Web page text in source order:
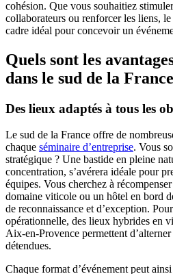
cohésion. Que vous souhaitiez
collaborateurs ou renforcer les liens,
cadre idéal pour concevoir un
Quels sont les
dans le sud de la
Des lieux adaptés à tous les
Le sud de la France offre de
chaque séminaire d’entreprise. Vous
stratégique ? Une bastide en pleine
concentration, s’avérera idéale pour
équipes. Vous cherchez à
domaine viticole ou un hôtel en bord
de reconnaissance et d’exception.
opérationnelle, des lieux hybrides en
Aix-en-Provence permettent
détendues.
Chaque format d’événement peut